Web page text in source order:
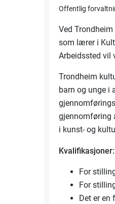
Offentlig
Ved
som lærer i
Arbeidssted vil
Trondheim
barn og unge i
gjennomføring
i kunst- og
Kvalifikasjoner:
For
For
Det er en